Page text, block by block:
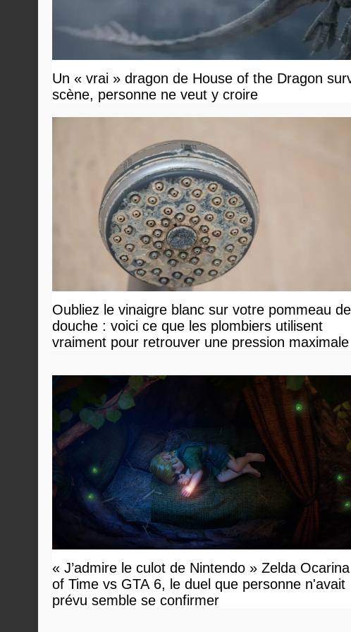
Un « vrai » dragon de House of the Dragon
scène, personne ne veut y croire
Oubliez le vinaigre blanc sur votre pommeau de
douche : voici ce que les plombiers utilisent
vraiment pour retrouver une pression maximale
« J’admire le culot de Nintendo » Zelda Ocarina
of Time vs GTA 6, le duel que personne n'avait
prévu semble se confirmer